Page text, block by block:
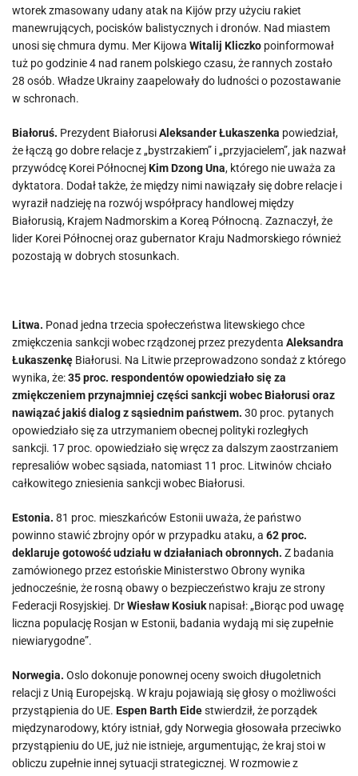
wtorek zmasowany udany atak na Kijów przy użyciu rakiet
manewrujących, pocisków balistycznych i dronów. Nad miastem
unosi się chmura dymu. Mer Kijowa Witalij Kliczko poinformował
tuż po godzinie 4 nad ranem polskiego czasu, że rannych zostało
28 osób. Władze Ukrainy zaapelowały do ludności o pozostawanie
w schronach.
Białoruś. Prezydent BiałorusiAleksander Łukaszenka powiedział,
że łączą go dobre relacje z „bystrzakiem” i „przyjacielem”, jak nazwał
przywódcę Korei PółnocnejKim Dzong Una, którego nie uważa za
dyktatora. Dodał także, że między nimi nawiązały się dobre relacje i
wyraził nadzieję na rozwój współpracy handlowej między
Białorusią, Krajem Nadmorskim a Koreą Północną. Zaznaczył, że
lider Korei Północnej oraz gubernator Kraju Nadmorskiego również
pozostają w dobrych stosunkach.
Litwa. Ponad jedna trzecia społeczeństwa litewskiego chce
zmiękczenia sankcji wobec rządzonej przez prezydenta Aleksandra
Łukaszenkę Białorusi. Na Litwie przeprowadzono sondaż z którego
wynika, że:35 proc. respondentów opowiedziało się za
zmiękczeniem przynajmniej części sankcji wobec Białorusi oraz
nawiązać jakiś dialog z sąsiednim państwem. 30 proc. pytanych
opowiedziało się za utrzymaniem obecnej polityki rozległych
sankcji. 17 proc. opowiedziało się wręcz za dalszym zaostrzaniem
represaliów wobec sąsiada, natomiast 11 proc. Litwinów chciało
całkowitego zniesienia sankcji wobec Białorusi.
Estonia. 81 proc. mieszkańców Estonii uważa, że państwo
powinno stawić zbrojny opór w przypadku ataku, a 62 proc.
deklaruje gotowość udziału w działaniach obronnych. Z badania
zamówionego przez estońskie Ministerstwo Obrony wynika
jednocześnie, że rosną obawy o bezpieczeństwo kraju ze strony
Federacji Rosyjskiej. DrWiesław Kosiuk napisał: „Biorąc pod uwagę
liczna populację Rosjan w Estonii, badania wydają mi się zupełnie
niewiarygodne”.
Norwegia. Oslo dokonuje ponownej oceny swoich długoletnich
relacji z Unią Europejską. W kraju pojawiają się głosy o możliwości
przystąpienia do UE. Espen Barth Eidestwierdził, że porządek
międzynarodowy, który istniał, gdy Norwegia głosowała przeciwko
przystąpieniu do UE, już nie istnieje, argumentując, że kraj stoi w
obliczu zupełnie innej sytuacji strategicznej. W rozmowie z